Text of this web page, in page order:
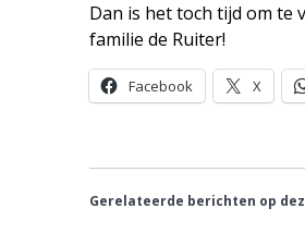
Dan is het toch tijd om te
familie de Ruiter!
Facebook X
Gerelateerde berichten op